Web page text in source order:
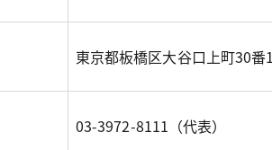
東京都板橋区大谷口上町30番
03-3972-8111（代表）